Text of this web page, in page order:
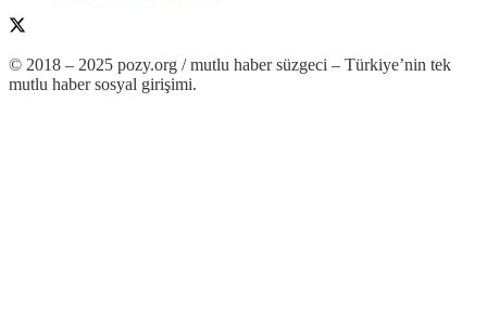
© 2018 – 2025 pozy.org / mutlu haber süzgeci – Türkiye’nin tek
mutlu haber sosyal girişimi.